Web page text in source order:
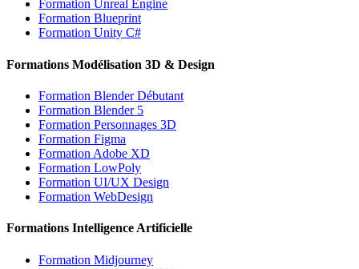
Formation Unreal Engine
Formation Blueprint
Formation Unity C#
Formations Modélisation 3D & Design
Formation Blender Débutant
Formation Blender 5
Formation Personnages 3D
Formation Figma
Formation Adobe XD
Formation LowPoly
Formation UI/UX Design
Formation WebDesign
Formations Intelligence Artificielle
Formation Midjourney